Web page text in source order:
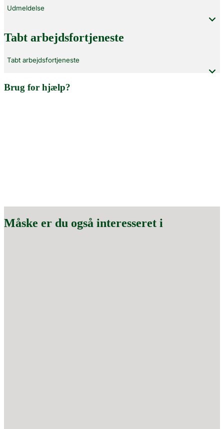
Udmeldelse
Tabt arbejdsfortjeneste
Tabt arbejdsfortjeneste
Brug for hjælp?
Måske er du også interesseret i